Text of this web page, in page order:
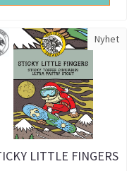
Nyhet
LITTLE FINGERS